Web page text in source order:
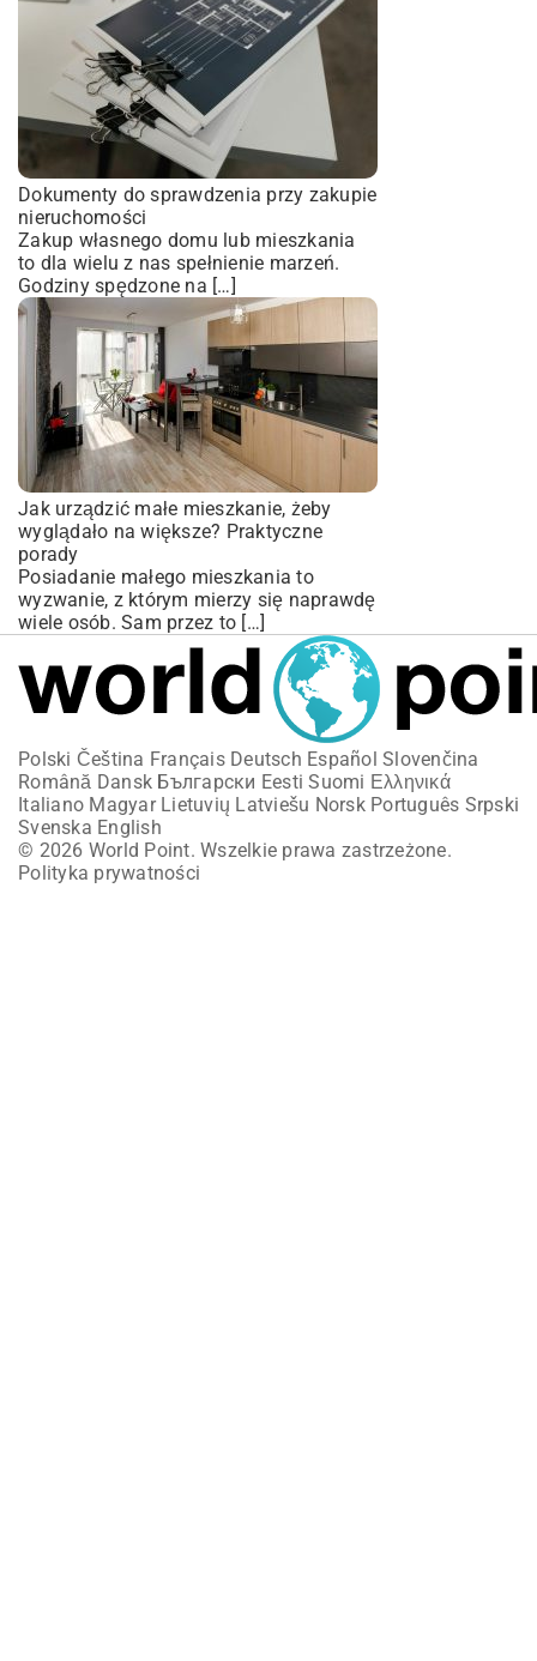
Dokumenty do sprawdzenia przy zakupie
nieruchomości
Zakup własnego domu lub mieszkania
to dla wielu z nas spełnienie marzeń.
Godziny spędzone na […]
Jak urządzić małe mieszkanie, żeby
wyglądało na większe? Praktyczne
porady
Posiadanie małego mieszkania to
wyzwanie, z którym mierzy się naprawdę
wiele osób. Sam przez to […]
Polski Čeština Français Deutsch Español Slovenčina
Română Dansk Български Eesti Suomi Ελληνικά
Italiano Magyar Lietuvių Latviešu Norsk Português Srpski
Svenska English
© 2026 World Point. Wszelkie prawa zastrzeżone.
Polityka prywatności